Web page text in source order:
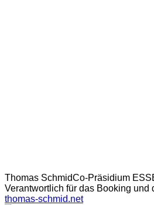
Thomas SchmidCo-Präsidium
Verantwortlich für das Booking und
thomas-schmid.net